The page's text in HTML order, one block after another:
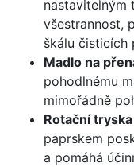
nastavitelným
všestrannost,
škálu čisticích
Madlo na
pohodlnému
mimořádně
Rotační
paprskem
a pomáhá